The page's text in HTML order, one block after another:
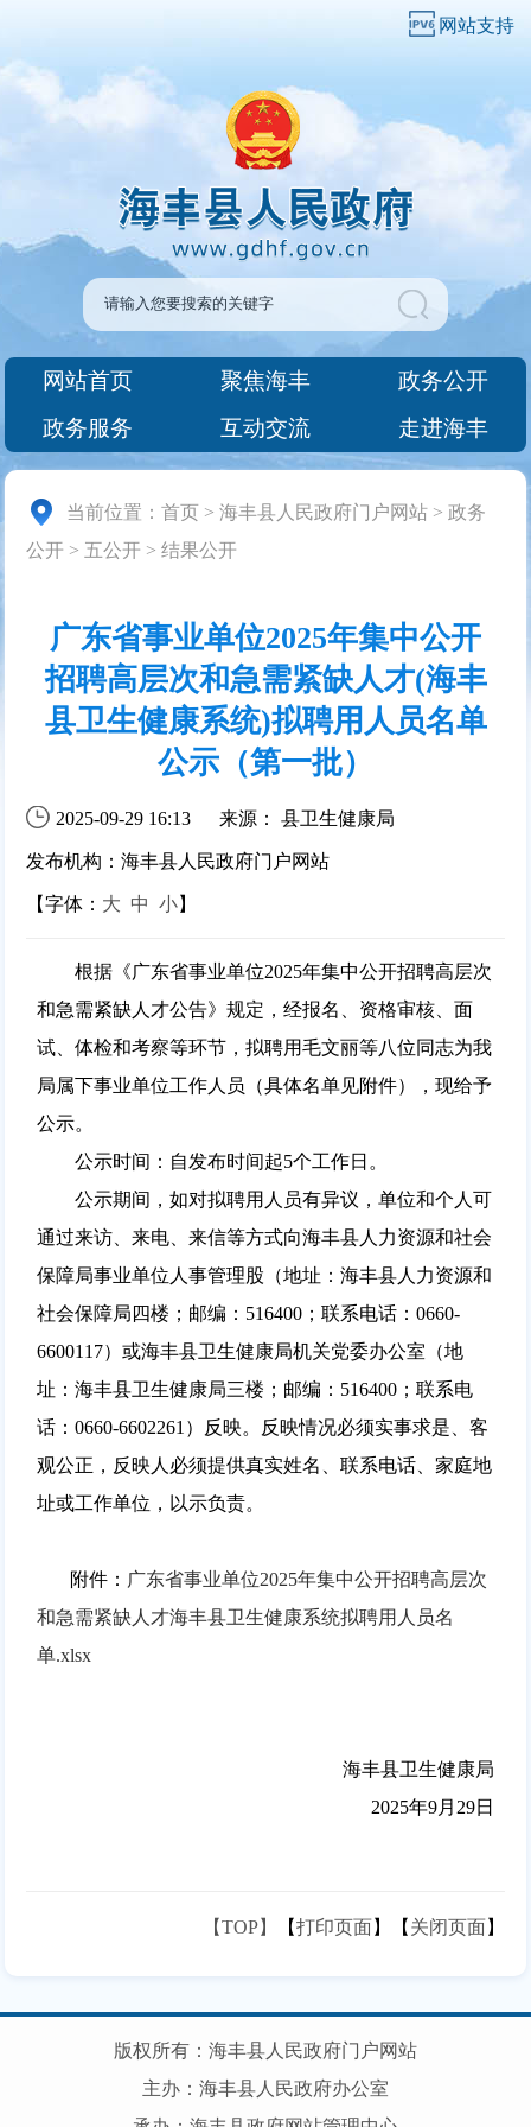
网站支持
网站首页 聚焦海丰
政务公开
政务服务
互动交流 走进海丰
当前位置：首页 >海丰县人民政府门户网站 >政务
公开 > 五公开 >结果公开
广东省事业单位2025年集中公开
招聘高层次和急需紧缺人才(海丰
县卫生健康系统)拟聘用人员名单
公示（第一批）
2025-09-29 16:13 来源： 县卫生健康局
发布机构：海丰县人民政府门户网站
【字体： 大 中 小】
根据《广东省事业单位2025年集中公开招聘高层次
和急需紧缺人才公告》规定，经报名、资格审核、面
试、体检和考察等环节，拟聘用毛文丽等八位同志为我
局属下事业单位工作人员（具体名单见附件），现给予
公示。
公示时间：自发布时间起5个工作日。
公示期间，如对拟聘用人员有异议，单位和个人可
通过来访、来电、来信等方式向海丰县人力资源和社会
保障局事业单位人事管理股（地址：海丰县人力资源和
社会保障局四楼；邮编：516400；联系电话：0660-
6600117）或海丰县卫生健康局机关党委办公室（地
址：海丰县卫生健康局三楼；邮编：516400；联系电
话：0660-6602261）反映。反映情况必须实事求是、客
观公正，反映人必须提供真实姓名、联系电话、家庭地
址或工作单位，以示负责。
附件： 广东省事业单位2025年集中公开招聘高层次
和急需紧缺人才海丰县卫生健康系统拟聘用人员名
单.xlsx
海丰县卫生健康局
2025年9月29日
【TOP】 【打印页面】【 关闭页面】
版权所有：海丰县人民政府门户网站
主办：海丰县人民政府办公室